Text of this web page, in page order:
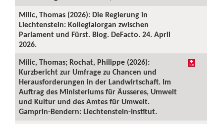
Milic, Thomas (2026): Die Regierung in
Liechtenstein: Kollegialorgan zwischen
Parlament und Fürst. Blog. DeFacto. 24. April
2026.
Milic, Thomas; Rochat, Philippe (2026):
Kurzbericht zur Umfrage zu Chancen und
Herausforderungen in der Landwirtschaft. Im
Auftrag des Ministeriums für Äusseres, Umwelt
und Kultur und des Amtes für Umwelt.
Gamprin-Bendern: Liechtenstein-Institut.